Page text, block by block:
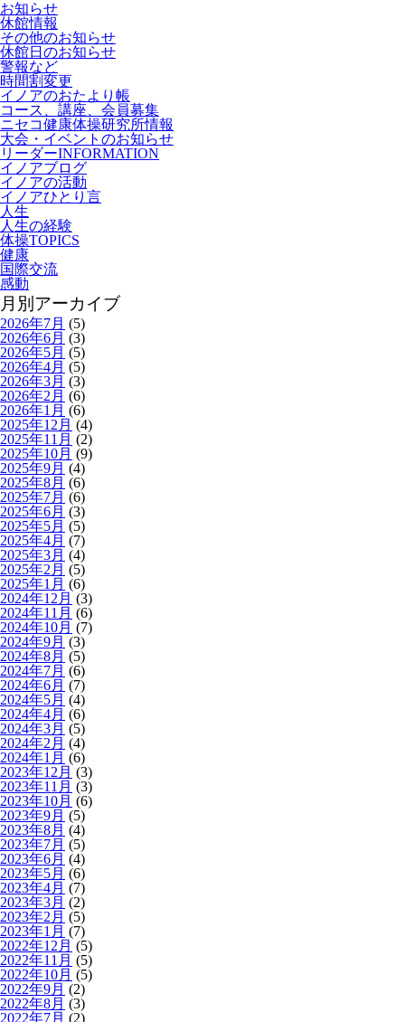
お知らせ
休館情報
その他のお知らせ
休館日のお知らせ
警報など
時間割変更
イノアのおたより帳
コース、講座、会員募集
ニセコ健康体操研究所情報
大会・イベントのお知らせ
リーダーINFORMATION
イノアブログ
イノアの活動
イノアひとり言
人生
人生の経験
体操TOPICS
健康
国際交流
感動
月別アーカイブ
2026年7月 (5)
2026年6月 (3)
2026年5月 (5)
2026年4月 (5)
2026年3月 (3)
2026年2月 (6)
2026年1月 (6)
2025年12月 (4)
2025年11月 (2)
2025年10月 (9)
2025年9月 (4)
2025年8月 (6)
2025年7月 (6)
2025年6月 (3)
2025年5月 (5)
2025年4月 (7)
2025年3月 (4)
2025年2月 (5)
2025年1月 (6)
2024年12月 (3)
2024年11月 (6)
2024年10月 (7)
2024年9月 (3)
2024年8月 (5)
2024年7月 (6)
2024年6月 (7)
2024年5月 (4)
2024年4月 (6)
2024年3月 (5)
2024年2月 (4)
2024年1月 (6)
2023年12月 (3)
2023年11月 (3)
2023年10月 (6)
2023年9月 (5)
2023年8月 (4)
2023年7月 (5)
2023年6月 (4)
2023年5月 (6)
2023年4月 (7)
2023年3月 (2)
2023年2月 (5)
2023年1月 (7)
2022年12月 (5)
2022年11月 (5)
2022年10月 (5)
2022年9月 (2)
2022年8月 (3)
2022年7月 (2)